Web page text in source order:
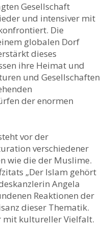
Gesellschaft
und intensiver mit
Die
globalen Dorf
dieses
ihre Heimat und
und Gesellschaften
der enormen
vor der
verschiedener
wie die der Muslime.
„Der Islam gehört
Angela
Reaktionen der
dieser Thematik.
mit kultureller Vielfalt.